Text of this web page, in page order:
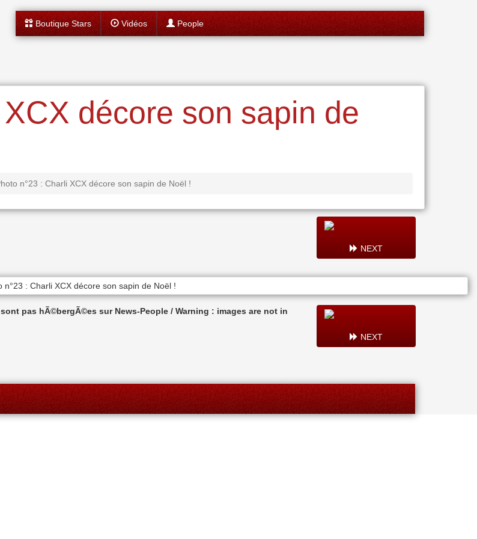
Boutique Stars Vidéos People
décore son sapin de
n°23 : Charli XCX décore son sapin de Noël !
NEXT
pas hÃ©bergÃ©es sur News-People / Warning : images are not in
NEXT